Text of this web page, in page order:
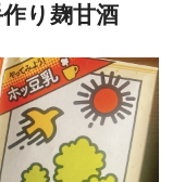
り麹甘酒